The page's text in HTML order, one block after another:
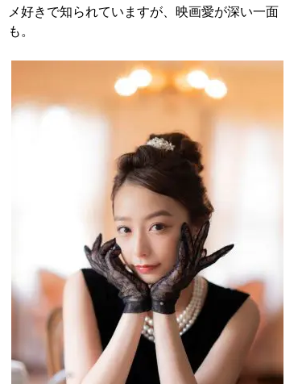
メ好きで知られていますが、映画愛が深い一面
も。